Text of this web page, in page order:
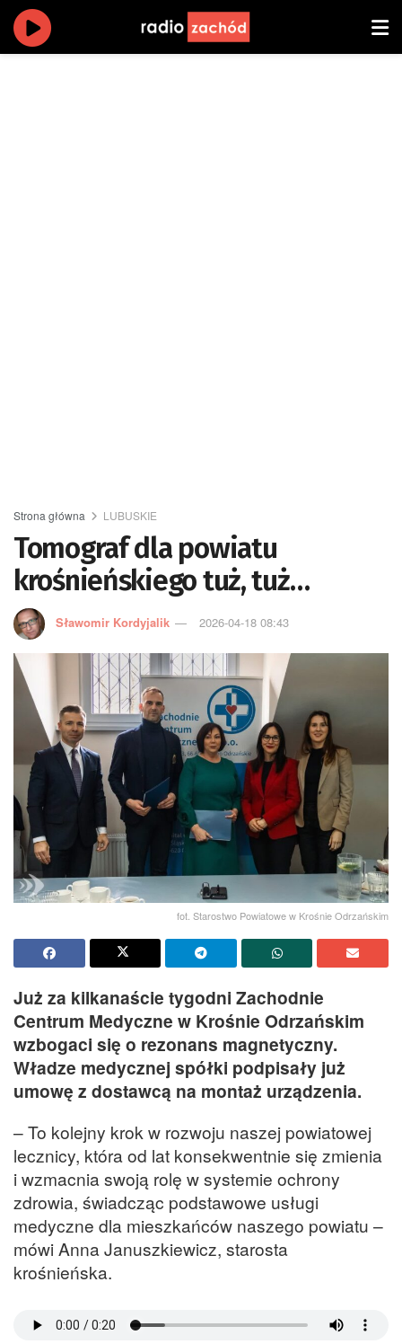
Strona główna LUBUSKIE
Tomograf dla powiatu
krośnieńskiego tuż, tuż…
Sławomir Kordyjalik 2026-04-18 08:43
fot. Starostwo Powiatowe w Krośnie Odrzańskim
Już za kilkanaście tygodni Zachodnie
Centrum Medyczne w Krośnie Odrzańskim
wzbogaci się o rezonans magnetyczny.
Władze medycznej spółki podpisały już
umowę z dostawcą na montaż urządzenia.
– To kolejny krok w rozwoju naszej powiatowej
lecznicy, która od lat konsekwentnie się zmienia
i wzmacnia swoją rolę w systemie ochrony
zdrowia, świadcząc podstawowe usługi
medyczne dla mieszkańców naszego powiatu –
mówi Anna Januszkiewicz, starosta
krośnieńska.